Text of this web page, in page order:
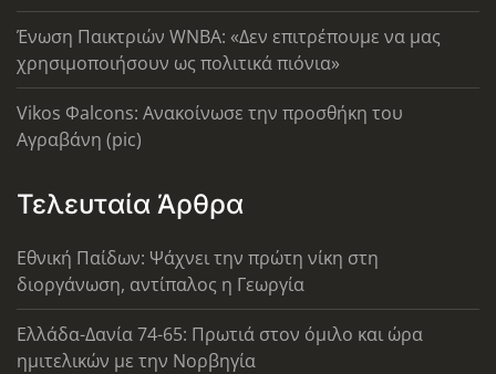
Ένωση Παικτριών WNBA: «Δεν επιτρέπουμε να μας
χρησιμοποιήσουν ως πολιτικά πιόνια»
Vikos Φalcons: Ανακοίνωσε την προσθήκη του
Αγραβάνη (pic)
Τελευταία Άρθρα
Εθνική Παίδων: Ψάχνει την πρώτη νίκη στη
διοργάνωση, αντίπαλος η Γεωργία
Ελλάδα-Δανία 74-65: Πρωτιά στον όμιλο και ώρα
ημιτελικών με την Νορβηγία